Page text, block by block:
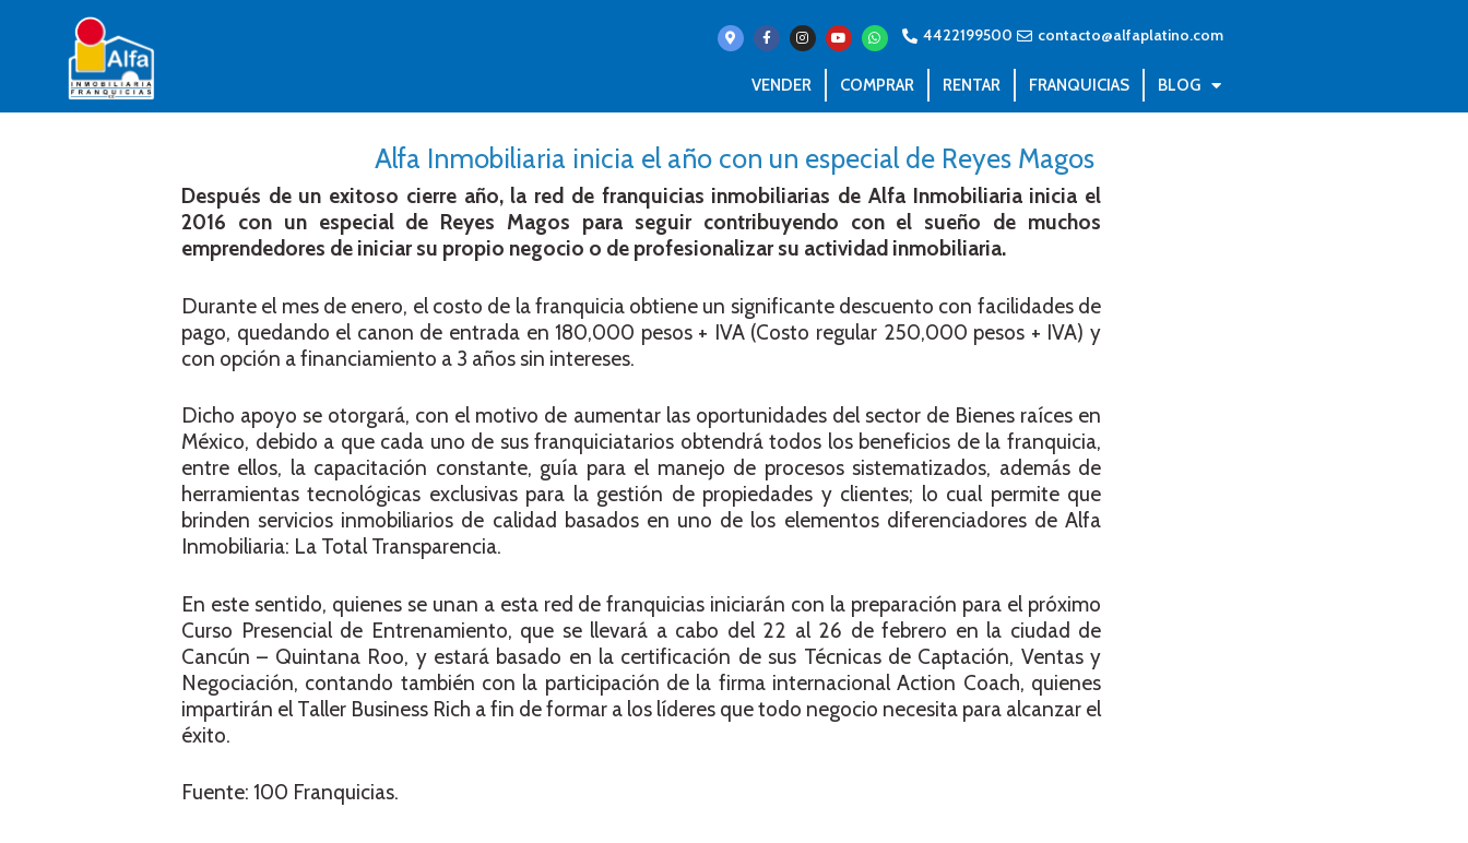
4422199500 contacto@alfaplatino.com
VENDER COMPRAR RENTAR FRANQUICIAS BLOG
Alfa Inmobiliaria inicia el año con un especial de Reyes Magos
Después de un exitoso cierre año, la red de franquicias inmobiliarias de Alfa Inmobiliaria inicia el
2016 con un especial de Reyes Magos para seguir contribuyendo con el sueño de muchos
emprendedores de iniciar su propio negocio o de profesionalizar su actividad inmobiliaria.
Durante el mes de enero, el costo de la franquicia obtiene un significante descuento con facilidades de
pago, quedando el canon de entrada en 180,000 pesos + IVA (Costo regular 250,000 pesos + IVA) y
con opción a financiamiento a 3 años sin intereses.
Dicho apoyo se otorgará, con el motivo de aumentar las oportunidades del sector de Bienes raíces en
México, debido a que cada uno de sus franquiciatarios obtendrá todos los beneficios de la franquicia,
entre ellos, la capacitación constante, guía para el manejo de procesos sistematizados, además de
herramientas tecnológicas exclusivas para la gestión de propiedades y clientes; lo cual permite que
brinden servicios inmobiliarios de calidad basados en uno de los elementos diferenciadores de Alfa
Inmobiliaria: La Total Transparencia.
En este sentido, quienes se unan a esta red de franquicias iniciarán con la preparación para el próximo
Curso Presencial de Entrenamiento, que se llevará a cabo del 22 al 26 de febrero en la ciudad de
Cancún – Quintana Roo, y estará basado en la certificación de sus Técnicas de Captación, Ventas y
Negociación, contando también con la participación de la firma internacional Action Coach, quienes
impartirán el Taller Business Rich a fin de formar a los líderes que todo negocio necesita para alcanzar el
éxito.
Fuente: 100 Franquicias.